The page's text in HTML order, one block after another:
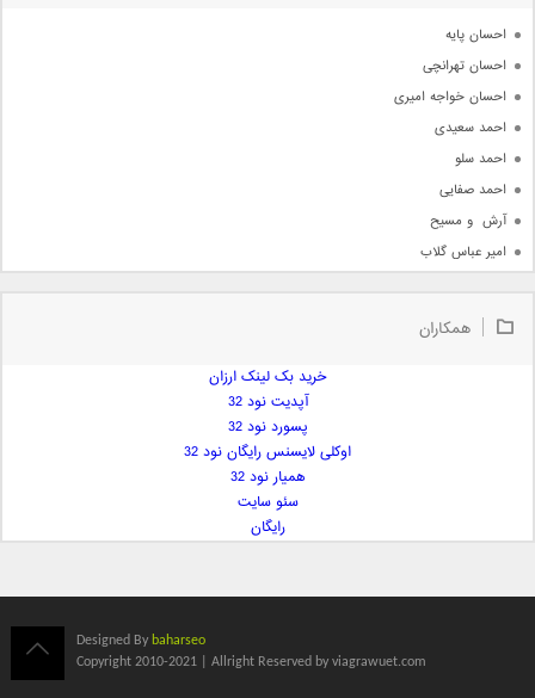
احسان پایه
احسان تهرانچی
احسان خواجه امیری
احمد سعیدی
احمد سلو
احمد صفایی
آرش  و مسیح
امیر عباس گلاب
امیر علی
ایمان فلاح
همکاران
خرید بک لینک ارزان
آپدیت نود 32
پسورد نود 32
اوکلی لایسنس رایگان نود 32
همیار نود 32
سئو سایت
رایگان
Designed By baharseo
Copyright 2010-2021 | Allright Reserved by viagrawuet.com